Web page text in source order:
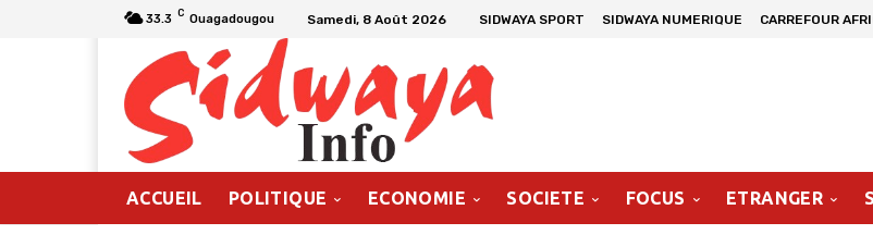
33.3 C Ouagadougou Samedi, 8 Août 2026 SIDWAYA SPORT SIDWAYA NUMERIQUE CARREFOUR
ACCUEIL POLITIQUE ECONOMIE SOCIETE FOCUS ETRANGER